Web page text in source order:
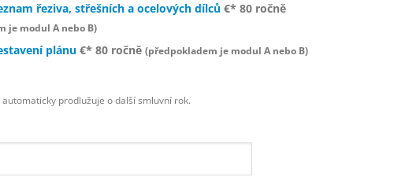
řeziva, střešních a ocelových dílců €* 80 ročně
je modul A nebo B)
plánu €* 80 ročně (předpokladem je modul A nebo B)
prodlužuje o další smluvní rok.